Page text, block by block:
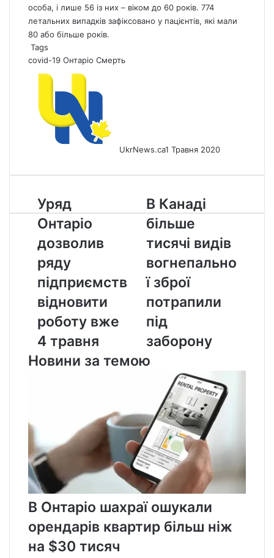
особа, і лише 56 із них – віком до 60 років. 774
летальних випадків зафіксовано у пацієнтів, які мали
80 або більше років.
Tags
covid-19 Онтаріо Смерть
UkrNews.ca1 Травня 2020
Уряд
Онтаріо
дозволив
ряду
підприємств
відновити
роботу
вже
4
травня
Уряд
Онтаріо
дозволив
ряду
підприємств
відновити
роботу вже
4 травня
В
Канаді
більше
тисячі
видів
вогнепальної
зброї
потрапили
під
заборону
В Канаді
більше
тисячі видів
вогнепально
ї зброї
потрапили
під
заборону
Новини за темою
В Онтаріо шахраї ошукали
орендарів квартир більш ніж
на $30 тисяч